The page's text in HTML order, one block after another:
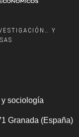
Y
sociología
Granada (España)